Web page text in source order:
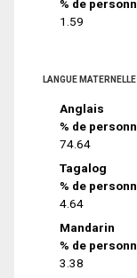
% de
1.59
LANGUE MATERNELLE
Anglais
% de
74.64
Tagalog
% de
4.64
Mandarin
% de
3.38